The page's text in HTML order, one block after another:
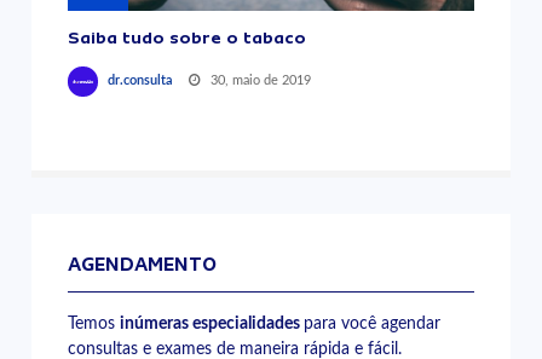
Saiba tudo sobre o tabaco
dr.consulta 30, maio de 2019
AGENDAMENTO
Temosinúmeras especialidades para você agendar
consultas e exames de maneira rápida e fácil.